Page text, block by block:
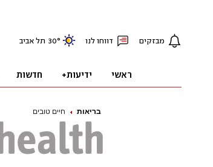
בריאות חיים טובים